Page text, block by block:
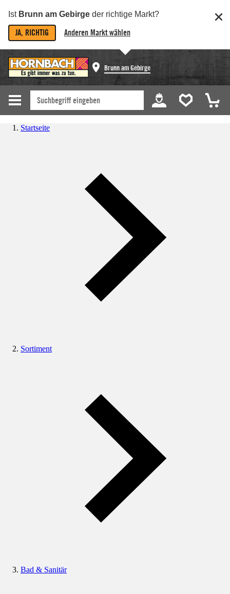
Ist Brunn am Gebirge der richtige Markt?
JA, RICHTIG Anderen Markt wählen
Brunn am Gebirge
Startseite
Sortiment
Bad & Sanitär